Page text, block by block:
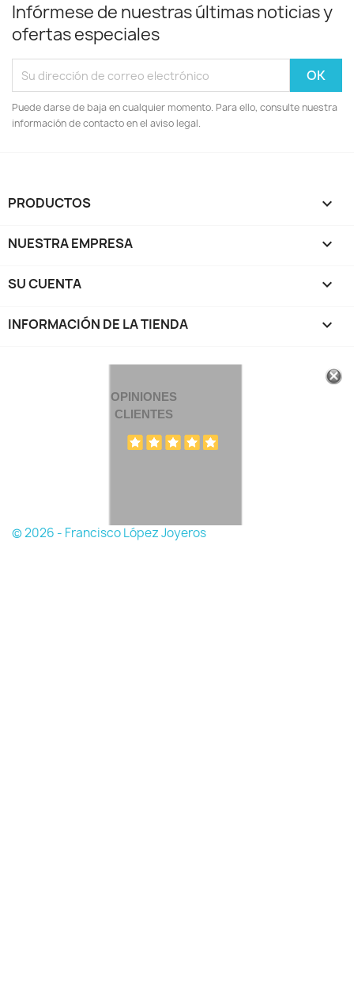
Infórmese de nuestras últimas noticias y
ofertas especiales
Puede darse de baja en cualquier momento. Para ello, consulte nuestra
información de contacto en el aviso legal.
PRODUCTOS 
NUESTRA EMPRESA 
SU CUENTA 
INFORMACIÓN DE LA TIENDA keyboard_arrow_down
OPINIONES
CLIENTES
© 2026 - Francisco López Joyeros